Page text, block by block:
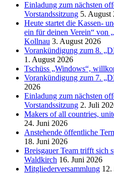
Einladung zum nächsten
Vorstandssitzung 5. August
Heute startet die Kassen-
ein für deinen Verein“ von
Kollnau 3. August 2026
Vorankündigung zum 8.
1. August 2026
Tschüss „Windows“,
Vorankündigung zum 7.
2026
Einladung zum nächsten
Vorstandssitzung 2. Juli
Makers of all countries,
24. Juni 2026
Anstehende öffentliche
18. Juni 2026
Breisgauer Team trifft sich
Waldkirch 16. Juni 2026
Mitgliederversammlung 12.